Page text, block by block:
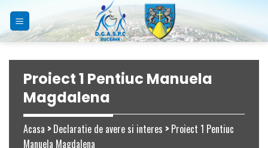
content
Proiect 1 Pentiuc Manuela
Magdalena
Acasa >Declaratie de avere si interes >Proiect 1 Pentiuc
Manuela Magdalena